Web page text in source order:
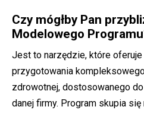
Czy mógłby Pan
Modelowego
Jest to narzędzie, które
przygotowania
zdrowotnej, dostosowanego
danej firmy. Program skupia się